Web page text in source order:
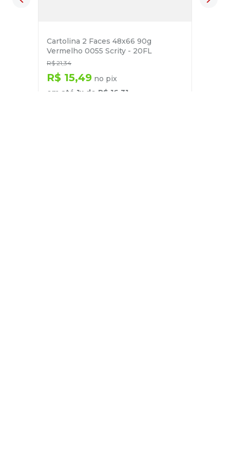
Cartolina 2 Faces 48x66 90g
Vermelho 0055 Scrity - 20FL
R$ 21,34
R$ 15,49 no pix
em até 1x de R$ 16 31